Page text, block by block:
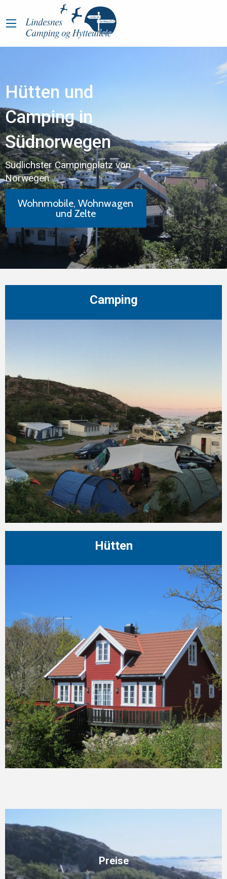
Hütten und
Camping in
Südnorwegen
Südlichster Campingplatz von
Norwegen
Wohnmobile, Wohnwagen
und Zelte
Camping
Hütten
Preise